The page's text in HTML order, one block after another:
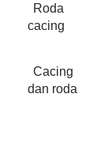
Roda
cacing
Cacing
dan roda